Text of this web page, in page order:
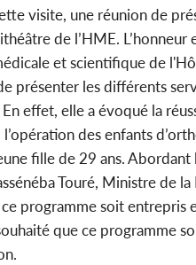
visite, une réunion de
de l’HME.
et scientifique de
présenter les différents
effet, elle a évoqué la
l’opération des enfants
fille de 29 ans.
Touré, Ministre de
programme soit entrepris
que ce programme